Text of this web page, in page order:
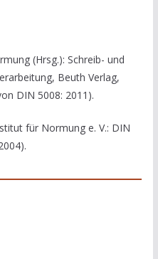
(Hrsg.): Schreib- und
Beuth Verlag,
DIN 5008: 2011).
für Normung e. V.: DIN